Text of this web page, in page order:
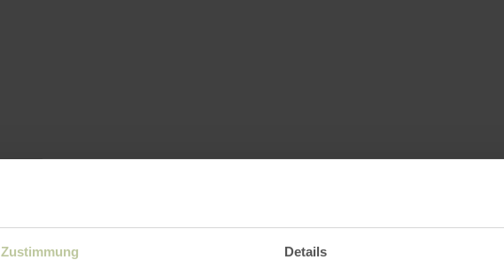
Zustimmung Details